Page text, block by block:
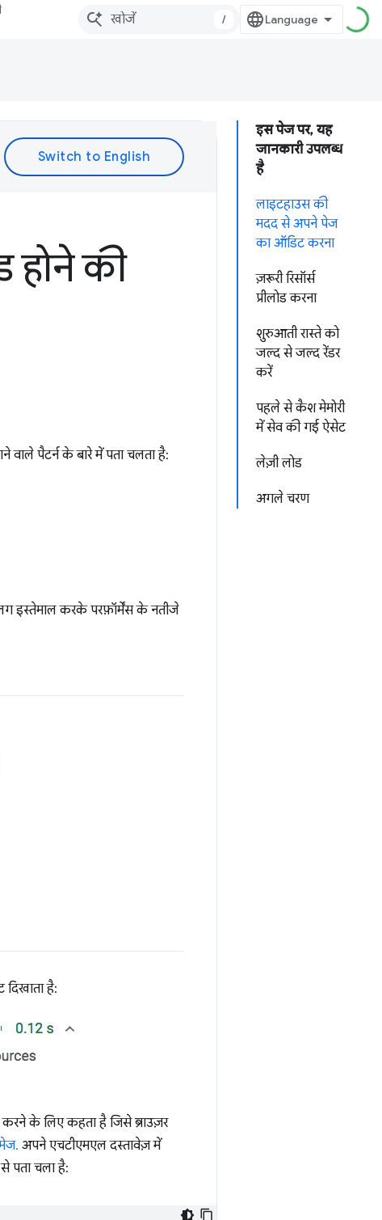
/
इस पेज पर, यह
जानकारी उपलब्ध
है
लाइटहाउस की
मदद से अपने पेज
का ऑडिट करना
ज़रूरी रिसॉर्स
प्रीलोड करना
शुरुआती रास्ते को
जल्द से जल्द रेंडर
करें
पहले से कैश मेमोरी
में सेव की गई ऐसेट
लेज़ी लोड
अगले चरण
होने की
पैटर्न के बारे में पता चलता है:
इस्तेमाल करके परफ़ॉर्मेंस के नतीजे
है:
के लिए कहता है जिसे ब्राउज़र
अपने एचटीएमएल दस्तावेज़ में
पता चला है: